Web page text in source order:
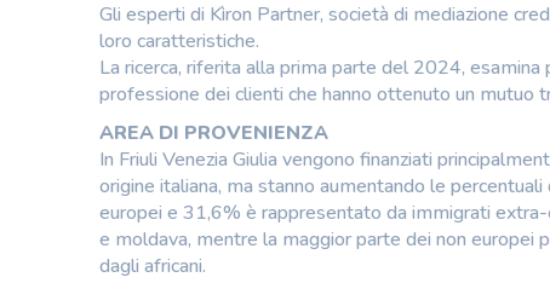
Gli esperti di Kìron Partner, società di mediazione
loro caratteristiche.
La ricerca, riferita alla prima parte del 2024, esamina
professione dei clienti che hanno ottenuto un mutuo
AREA DI PROVENIENZA
In Friuli Venezia Giulia vengono finanziati
origine italiana, ma stanno aumentando le
europei e 31,6% è rappresentato da immigrati
e moldava, mentre la maggior parte dei non europei
dagli africani.